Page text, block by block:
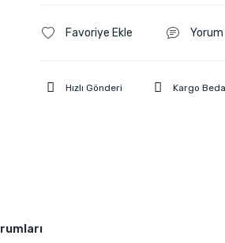
Yorum
Hızlı Gönderi Kargo